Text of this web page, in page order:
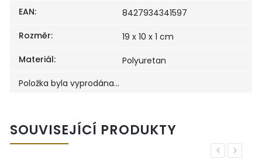
EAN:
8427934341597
Rozměr:
19 x 10 x 1 cm
Materiál:
Polyuretan
Položka byla vyprodána…
SOUVISEJÍCÍ PRODUKTY
Previous
Next